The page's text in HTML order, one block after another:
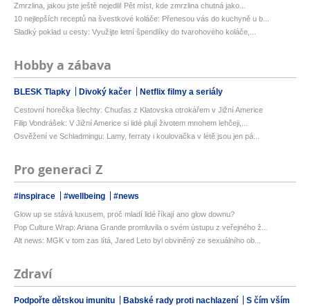
Zmrzlina, jakou jste ještě nejedli! Pět míst, kde zmrzlina chutná jako...
10 nejlepších receptů na švestkové koláče: Přenesou vás do kuchyně u b...
Sladký poklad u cesty: Využijte letní špendlíky do tvarohového koláče,...
Hobby a zábava
BLESK Tlapky Divoký kačer Netflix filmy a seriály
Cestovní horečka šlechty: Chuďas z Klatovska otrokářem v Jižní Americe
Filip Vondrášek: V Jižní Americe si lidé plují životem mnohem lehčeji,...
Osvěžení ve Schladmingu: Lamy, ferraty i koulovačka v létě jsou jen pá...
Pro generaci Z
#inspirace #wellbeing #news
Glow up se stává luxusem, proč mladí lidé říkají ano glow downu?
Pop Culture Wrap: Ariana Grande promluvila o svém ústupu z veřejného ž...
Alt news: MGK v tom zas lítá, Jared Leto byl obviněný ze sexuálního ob...
Zdraví
Podpořte dětskou imunitu Babské rady proti nachlazení
S čím vším